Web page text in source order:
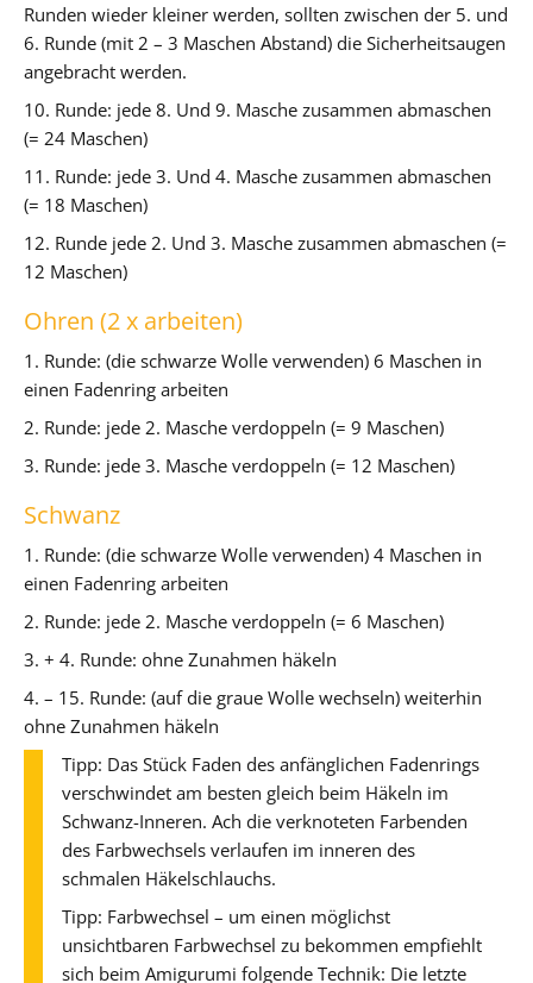
Runden wieder kleiner werden, sollten zwischen der 5. und
6. Runde (mit 2 – 3 Maschen Abstand) die Sicherheitsaugen
angebracht werden.
10. Runde: jede 8. Und 9. Masche zusammen abmaschen
(= 24 Maschen)
11. Runde: jede 3. Und 4. Masche zusammen abmaschen
(= 18 Maschen)
12. Runde jede 2. Und 3. Masche zusammen abmaschen (=
12 Maschen)
Ohren (2 x arbeiten)
1. Runde: (die schwarze Wolle verwenden) 6 Maschen in
einen Fadenring arbeiten
2. Runde: jede 2. Masche verdoppeln (= 9 Maschen)
3. Runde: jede 3. Masche verdoppeln (= 12 Maschen)
Schwanz
1. Runde: (die schwarze Wolle verwenden) 4 Maschen in
einen Fadenring arbeiten
2. Runde: jede 2. Masche verdoppeln (= 6 Maschen)
3. + 4. Runde: ohne Zunahmen häkeln
4. – 15. Runde: (auf die graue Wolle wechseln) weiterhin
ohne Zunahmen häkeln
Tipp: Das Stück Faden des anfänglichen Fadenrings
verschwindet am besten gleich beim Häkeln im
Schwanz-Inneren. Ach die verknoteten Farbenden
des Farbwechsels verlaufen im inneren des
schmalen Häkelschlauchs.
Tipp: Farbwechsel – um einen möglichst
unsichtbaren Farbwechsel zu bekommen empfiehlt
sich beim Amigurumi folgende Technik: Die letzte